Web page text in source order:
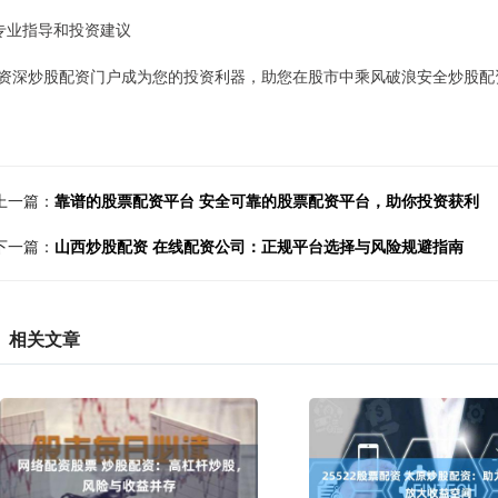
业指导和投资建议
深炒股配资门户成为您的投资利器，助您在股市中乘风破浪安全炒股
一篇： 靠谱的股票配资平台 安全可靠的股票配资平台，助你投资获利
一篇： 山西炒股配资 在线配资公司：正规平台选择与风险规避指南
相关文章